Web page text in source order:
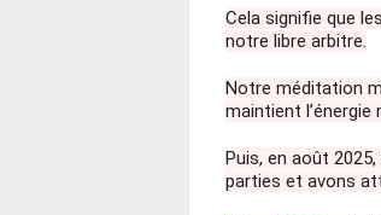
Cela signifie que
notre libre arbitre.
Notre méditation
maintient l’énergie
Puis, en août
parties et avons